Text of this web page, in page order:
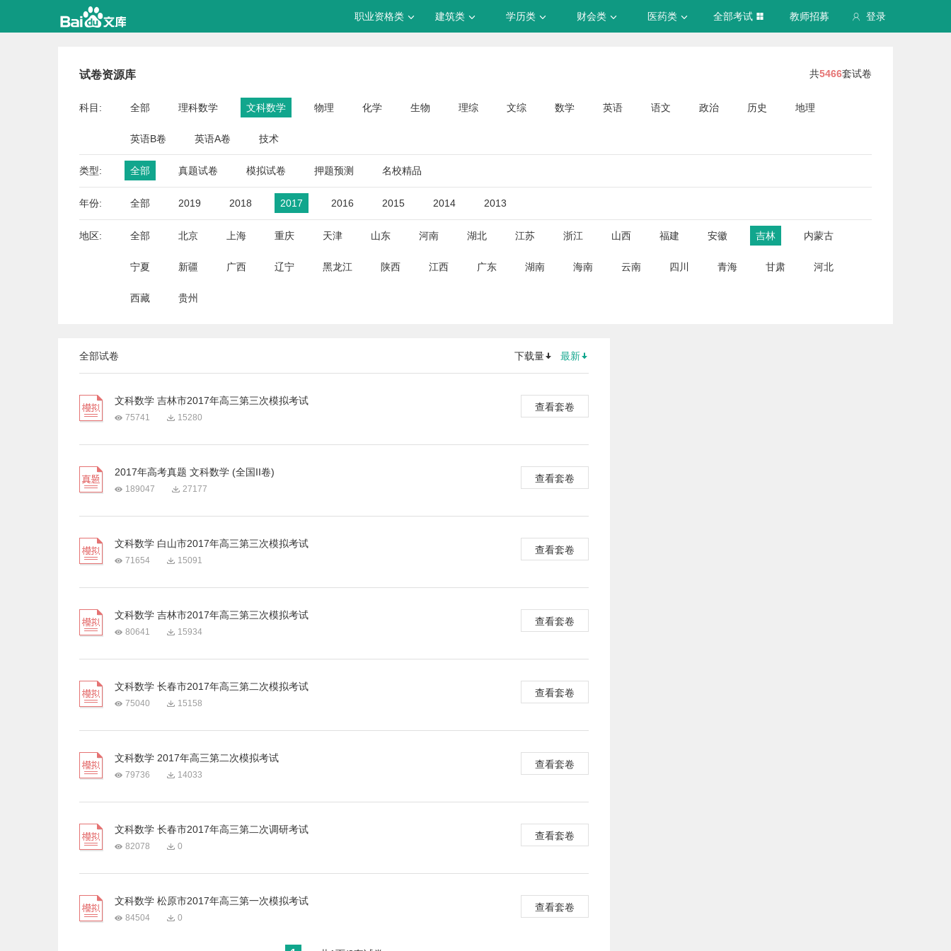
登录
职业资格类 建筑类 学历类 财会类 医药类 全部考试 教师招募
试卷资源库 共5466套试卷
科目: 全部 理科数学 文科数学 物理 化学 生物 理综 文综 数学 英语 语文 政治 历史 地理
英语B卷 英语A卷 技术
类型: 全部 真题试卷 模拟试卷 押题预测 名校精品
年份: 全部 2019 2018 2017 2016 2015 2014 2013
地区: 全部 北京 上海 重庆 天津 山东 河南 湖北 江苏 浙江 山西 福建 安徽 吉林 内蒙古
宁夏 新疆 广西 辽宁 黑龙江 陕西 江西 广东 湖南 海南 云南 四川 青海 甘肃 河北
西藏 贵州
全部试卷 下载量 最新
文科数学 吉林市2017年高三第三次模拟考试
75741 15280
查看套卷
2017年高考真题 文科数学 (全国II卷)
189047 27177
查看套卷
文科数学 白山市2017年高三第三次模拟考试
71654 15091
查看套卷
文科数学 吉林市2017年高三第三次模拟考试
80641 15934
查看套卷
文科数学 长春市2017年高三第二次模拟考试
75040 15158
查看套卷
文科数学 2017年高三第二次模拟考试
79736 14033
查看套卷
文科数学 长春市2017年高三第二次调研考试
82078 0
查看套卷
文科数学 松原市2017年高三第一次模拟考试
84504 0
查看套卷